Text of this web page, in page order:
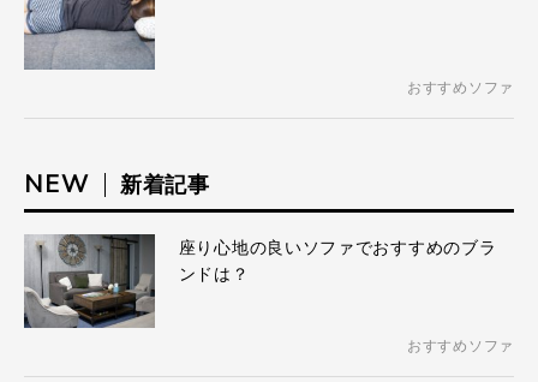
おすすめソファ
NEW 新着記事
座り心地の良いソファでおすすめのブラ
ンドは？
おすすめソファ